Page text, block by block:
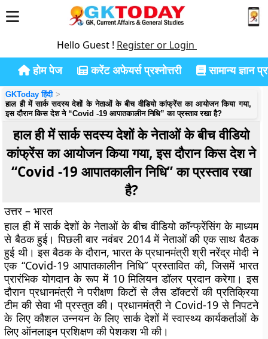
Hello Guest ! Register or Login
होम पेज करेंट अफेयर्स प्रश्नोत्तरी सामान्य ज्ञान
GKToday हिंदी
हाल ही में सार्क सदस्य देशों के नेताओं के बीच वीडियो कांफ्रेंस का आयोजन किया गया,
इस दौरान किस देश ने “Covid -19 आपातकालीन निधि” का प्रस्ताव रखा है?
हाल ही में सार्क सदस्य देशों के नेताओं के बीच वीडियो
कांफ्रेंस का आयोजन किया गया, इस दौरान किस देश ने
“Covid -19 आपातकालीन निधि” का प्रस्ताव रखा
है?
उत्तर – भारत
हाल ही में सार्क देशों के नेताओं के बीच वीडियो कॉन्फ्रेंसिंग के माध्यम
से बैठक हुई। पिछली बार नवंबर 2014 में नेताओं की एक साथ बैठक
हुई थी। इस बैठक के दौरान, भारत के प्रधानमंत्री श्री नरेंद्र मोदी ने
एक “Covid-19 आपातकालीन निधि” प्रस्तावित की, जिसमें भारत
प्रारंभिक योगदान के रूप में 10 मिलियन डॉलर प्रदान करेगा। इस
दौरान प्रधानमंत्री ने परीक्षण किटों से लैस डॉक्टरों की प्रतिक्रिया
टीम की सेवा भी प्रस्तुत की। प्रधानमंत्री ने Covid-19 से निपटने
के लिए कौशल उन्नयन के लिए सार्क देशों में स्वास्थ्य कार्यकर्ताओं के
लिए ऑनलाइन प्रशिक्षण की पेशकश भी की।